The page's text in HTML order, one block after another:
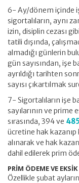
6- Ay/dönem içinde
sigortalıların, aynı
izin, disiplin cezası
tatili dışında,
almadığı günlerin
gün sayısından, işe
ayrıldığı tarihten
sayısı çıkartılmak
7- Sigortalıların işe
sayılarının ve prime
sırasında, 394 ve
ücretine hak kazanıp
alınarak ve hak
dahil edilerek prim
PRİM ÖDEME VE
Özellikle şubat